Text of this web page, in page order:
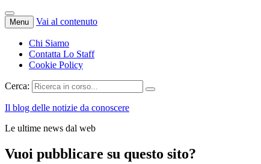
Menu Vai al contenuto
Chi Siamo
Contatta Lo Staff
Cookie Policy
Cerca:
Il blog delle notizie da conoscere
Le ultime news dal web
Vuoi pubblicare su questo sito?